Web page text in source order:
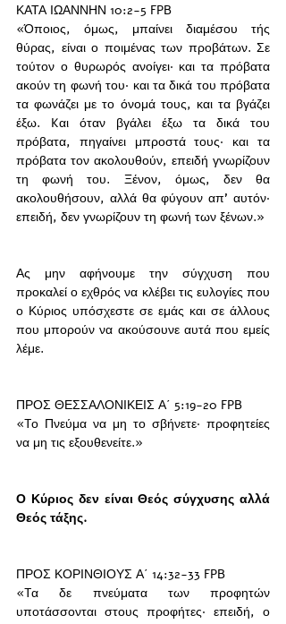
ΚΑΤΑ ΙΩΑΝΝΗΝ 10:2-5 FPB
«Όποιος, όμως, μπαίνει διαμέσου τής
θύρας, είναι ο ποιμένας των προβάτων. Σε
τούτον ο θυρωρός ανοίγει· και τα πρόβατα
ακούν τη φωνή του· και τα δικά του πρόβατα
τα φωνάζει με το όνομά τους, και τα βγάζει
έξω. Kαι όταν βγάλει έξω τα δικά του
πρόβατα, πηγαίνει μπροστά τους· και τα
πρόβατα τον ακολουθούν, επειδή γνωρίζουν
τη φωνή του. Ξένον, όμως, δεν θα
ακολουθήσουν, αλλά θα φύγουν απ’ αυτόν·
επειδή, δεν γνωρίζουν τη φωνή των ξένων.»
Ας μην αφήνουμε την σύγχυση που
προκαλεί ο εχθρός να κλέβει τις ευλογίες που
ο Κύριος υπόσχεστε σε εμάς και σε άλλους
που μπορούν να ακούσουνε αυτά που εμείς
λέμε.
ΠΡΟΣ ΘΕΣΣΑΛΟΝΙΚΕΙΣ Α΄ 5:19-20 FPB
«Tο Πνεύμα να μη το σβήνετε· προφητείες
να μη τις εξουθενείτε.»
Ο Κύριος δεν είναι Θεός σύγχυσης αλλά
Θεός τάξης.
ΠΡΟΣ ΚΟΡΙΝΘΙΟΥΣ Α΄ 14:32-33 FPB
«Tα δε πνεύματα των προφητών
υποτάσσονται στους προφήτες· επειδή, ο